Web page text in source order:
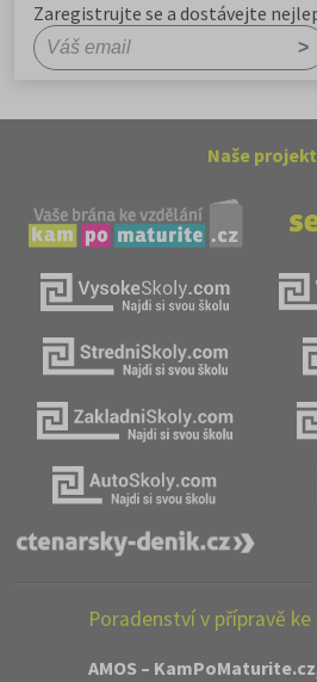
Zaregistrujte se a dostávejte
Naše
Poradenství v přípravě
AMOS –